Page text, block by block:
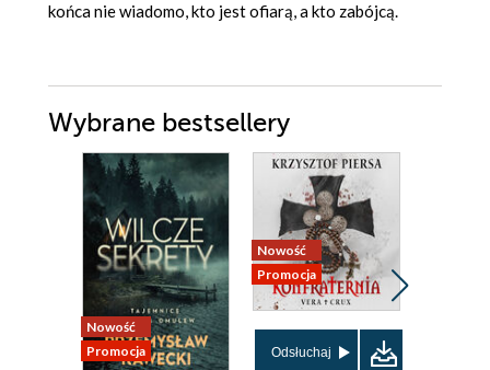
końca nie wiadomo, kto jest ofiarą, a kto zabójcą.
Wybrane bestsellery
Nowość
Promocja
Nowość
Promocja
Odsłuchaj